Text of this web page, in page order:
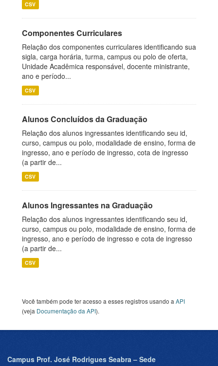
CSV
Componentes Curriculares
Relação dos componentes curriculares identificando sua
sigla, carga horária, turma, campus ou polo de oferta,
Unidade Acadêmica responsável, docente ministrante,
ano e período...
CSV
Alunos Concluídos da Graduação
Relação dos alunos ingressantes identificando seu id,
curso, campus ou polo, modalidade de ensino, forma de
ingresso, ano e período de ingresso, cota de ingresso
(a partir de...
CSV
Alunos Ingressantes na Graduação
Relação dos alunos ingressantes identificando seu id,
curso, campus ou polo, modalidade de ensino, forma de
ingresso, ano e período de ingresso e cota de ingresso
(a partir de...
CSV
Você também pode ter acesso a esses registros usando a API
(veja Documentação da API).
Campus Prof. José Rodrigues Seabra – Sede